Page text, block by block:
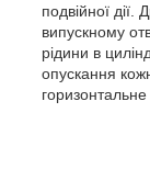
подвійної
випускному
рідини в
опускання